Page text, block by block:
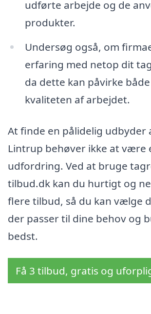
udførte arbejde og de
produkter.
Undersøg også, om
erfaring med netop dit
da dette kan påvirke
kvaliteten af arbejdet.
At finde en pålidelig udbyder
Lintrup behøver ikke at være
udfordring. Ved at bruge
tilbud.dk kan du hurtigt og
flere tilbud, så du kan vælge
der passer til dine behov og
bedst.
Få 3 tilbud, gratis og